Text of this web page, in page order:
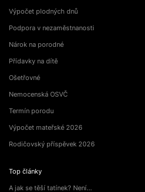
Výpočet plodných dnů
Podpora v nezaměstnanosti
Nárok na porodné
Přídavky na dítě
Ošetřovné
Nemocenská OSVČ
Termín porodu
Výpočet mateřské 2026
Rodičovský příspěvek 2026
Top články
A jak se těší tatínek? Není…